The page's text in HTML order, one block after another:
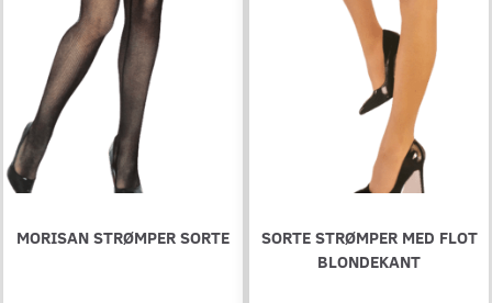
MORISAN STRØMPER SORTE
SORTE STRØMPER MED FLOT
BLONDEKANT